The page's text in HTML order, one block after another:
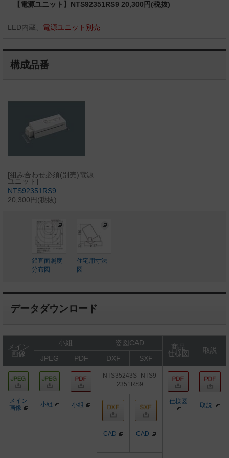
【電源ユニット】NTS92351RS9 20,300円(税抜)
LED内蔵、 電源ユニット別売
構成品番
[組み合わせ必須(別売)電源
ユニット]
NTS92351RS9
20,300円(税抜)
鉛直面照度
分布図
住宅用寸法
図
データダウンロード
メイン
画像
小組 姿図CAD
商品
仕様図
取説
JPEG
PDF DXF SXF
メイン
画像
小組 小組
NTS35243S_NTS9
2351RS9
仕様図
取説
CAD CAD